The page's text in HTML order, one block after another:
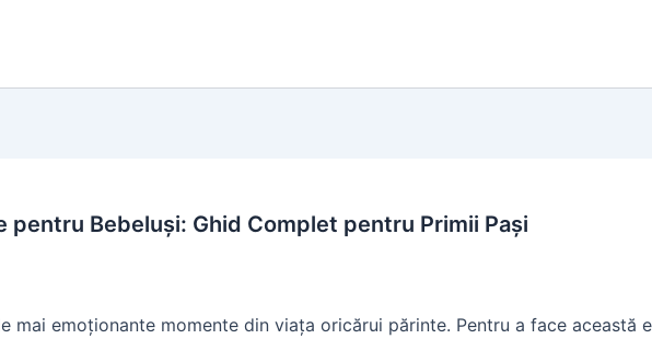
Bebeluși: Ghid Complet pentru Primii Pași
mai emoționante momente din viața oricărui părinte. Pentru a face această